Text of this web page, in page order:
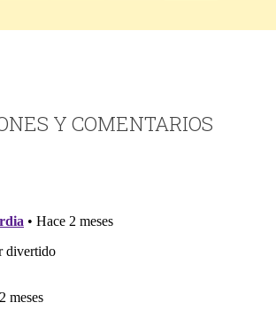
Y COMENTARIOS